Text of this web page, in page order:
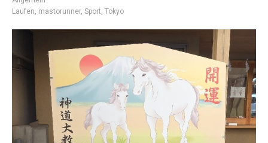
Laufen, mastorunner, Sport, Tokyo